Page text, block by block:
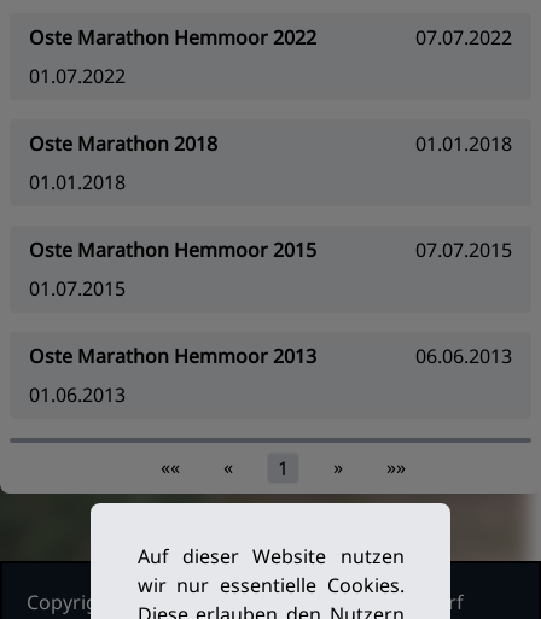
Oste Marathon Hemmoor 2022
07.07.2022
01.07.2022
Oste Marathon 2018
01.01.2018
01.01.2018
Oste Marathon Hemmoor 2015
07.07.2015
01.07.2015
Oste Marathon Hemmoor 2013
06.06.2013
01.06.2013
«« « 1 » »»
Copyright Ruderclub Kleinmachnow Stahnsdorf
Auf dieser Website nutzen
wir nur essentielle Cookies.